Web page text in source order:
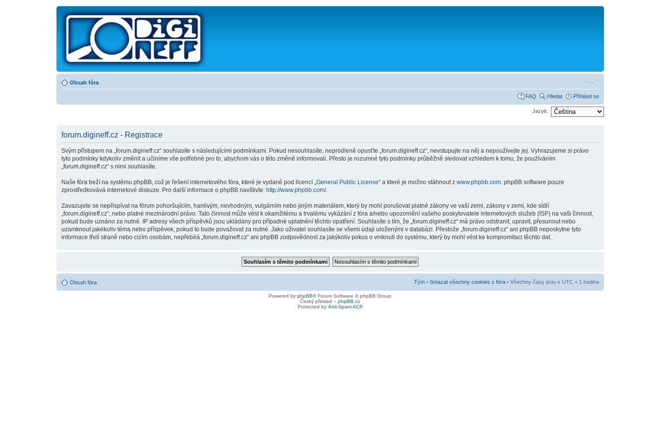
Obsah fóra
FAQ Hledat Přihlásit se
Jazyk:
forum.digineff.cz - Registrace
Svým přístupem na „forum.digineff.cz“ souhlasíte s následujícími podmínkami. Pokud nesouhlasíte, neprodleně opusťte „forum.digineff.cz“, nevstupujte na něj a nepoužívejte jej. Vyhrazujeme si právo
tyto podmínky kdykoliv změnit a učiníme vše potřebné pro to, abychom vás o této změně informovali. Přesto je rozumné tyto podmínky průběžně sledovat vzhledem k tomu, že používáním
„forum.digineff.cz“ s nimi souhlasíte.
Naše fóra beží na systému phpBB, což je řešení internetového fóra, které je vydané pod licencí „ General Public License“ a které je možno stáhnout z www.phpbb.com. phpBB software pouze
zprostředkovává internetové diskuze. Pro další informace o phpBB navštivte: http://www.phpbb.com/.
Zavazujete se nepřispívat na fórum pohoršujícím, hanlivým, nevhodným, vulgárním nebo jiným materiálem, který by mohl porušovat platné zákony ve vaší zemi, zákony v zemi, kde sídlí
„forum.digineff.cz“, nebo platné mezinárodní právo. Tato činnost může vést k okamžitému a trvalému vykázání z fóra a/nebo upozornění vašeho poskytovatele internetových služeb (ISP) na vaši činnost,
pokud bude uznáno za nutné. IP adresy všech příspěvků jsou ukládány pro případné uplatnění těchto opatření. Souhlasíte s tím, že „forum.digineff.cz“ má právo odstranit, upravit, přesunout nebo
uzamknout jakékoliv téma nebo příspěvek, pokud to bude považovat za nutné. Jako uživatel souhlasíte se všemi údaji uloženými v databázi. Přestože „forum.digineff.cz“ ani phpBB neposkytne tyto
informace třetí straně nebo cizím osobám, nepřebírá „forum.digineff.cz“ ani phpBB zodpovědnost za jakýkoliv pokus o vniknutí do systému, který by mohl vést ke kompromitaci těchto dat.
Obsah fóra Tým• Smazat všechny cookies z fóra• Všechny časy jsou v UTC + 1 hodina
Powered by phpBB® Forum Software © phpBB Group
Český překlad – phpBB.cz
Protected by Anti-Spam ACP